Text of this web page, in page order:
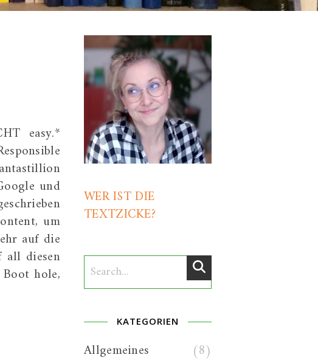
easy.*
und
um
auf die
all diesen
hole,
WER IST DIE
TEXTZICKE?
KATEGORIEN
Allgemeines
(8)